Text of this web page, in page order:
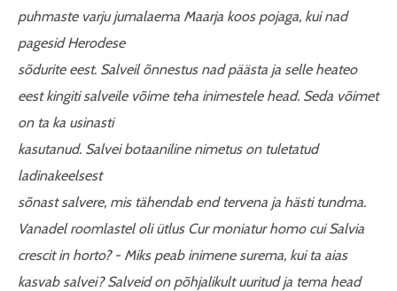
puhmaste varju jumalaema Maarja koos pojaga, kui nad
pagesid Herodese
sõdurite eest. Salveil õnnestus nad päästa ja selle heateo
eest kingiti salveile võime teha inimestele head. Seda võimet
on ta ka usinasti
kasutanud. Salvei botaaniline nimetus on tuletatud
ladinakeelsest
sõnast salvere, mis tähendab end tervena ja hästi tundma.
Vanadel roomlastel oli ütlus Cur moniatur homo cui Salvia
crescit in horto? - Miks peab inimene surema, kui ta aias
kasvab salvei? Salveid on põhjalikult uuritud ja tema head